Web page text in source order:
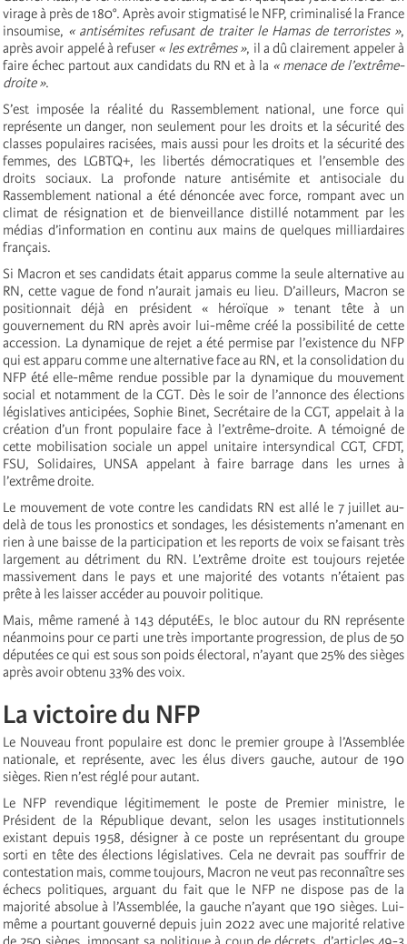
virage à près de 180°. Après avoir stigmatisé le NFP, criminalisé la France
insoumise, « antisémites refusant de traiter le Hamas de terroristes »,
après avoir appelé à refuser « les extrêmes », il a dû clairement appeler à
faire échec partout aux candidats du RN et à la « menace de l’extrême-
droite ».
S’est imposée la réalité du Rassemblement national, une force qui
représente un danger, non seulement pour les droits et la sécurité des
classes populaires racisées, mais aussi pour les droits et la sécurité des
femmes, des LGBTQ+, les libertés démocratiques et l’ensemble des
droits sociaux. La profonde nature antisémite et antisociale du
Rassemblement national a été dénoncée avec force, rompant avec un
climat de résignation et de bienveillance distillé notamment par les
médias d’information en continu aux mains de quelques milliardaires
français.
Si Macron et ses candidats était apparus comme la seule alternative au
RN, cette vague de fond n’aurait jamais eu lieu. D’ailleurs, Macron se
positionnait déjà en président « héroïque » tenant tête à un
gouvernement du RN après avoir lui-même créé la possibilité de cette
accession. La dynamique de rejet a été permise par l’existence du NFP
qui est apparu comme une alternative face au RN, et la consolidation du
NFP été elle-même rendue possible par la dynamique du mouvement
social et notamment de la CGT. Dès le soir de l’annonce des élections
législatives anticipées, Sophie Binet, Secrétaire de la CGT, appelait à la
création d’un front populaire face à l’extrême-droite. A témoigné de
cette mobilisation sociale un appel unitaire intersyndical CGT, CFDT,
FSU, Solidaires, UNSA appelant à faire barrage dans les urnes à
l’extrême droite.
Le mouvement de vote contre les candidats RN est allé le 7 juillet au-
delà de tous les pronostics et sondages, les désistements n’amenant en
rien à une baisse de la participation et les reports de voix se faisant très
largement au détriment du RN. L’extrême droite est toujours rejetée
massivement dans le pays et une majorité des votants n’étaient pas
prête à les laisser accéder au pouvoir politique.
Mais, même ramené à 143 députéEs, le bloc autour du RN représente
néanmoins pour ce parti une très importante progression, de plus de 50
députées ce qui est sous son poids électoral, n’ayant que 25% des sièges
après avoir obtenu 33% des voix.
La victoire du NFP
Le Nouveau front populaire est donc le premier groupe à l’Assemblée
nationale, et représente, avec les élus divers gauche, autour de 190
sièges. Rien n’est réglé pour autant.
Le NFP revendique légitimement le poste de Premier ministre, le
Président de la République devant, selon les usages institutionnels
existant depuis 1958, désigner à ce poste un représentant du groupe
sorti en tête des élections législatives. Cela ne devrait pas souffrir de
contestation mais, comme toujours, Macron ne veut pas reconnaître ses
échecs politiques, arguant du fait que le NFP ne dispose pas de la
majorité absolue à l’Assemblée, la gauche n’ayant que 190 sièges. Lui-
même a pourtant gouverné depuis juin 2022 avec une majorité relative